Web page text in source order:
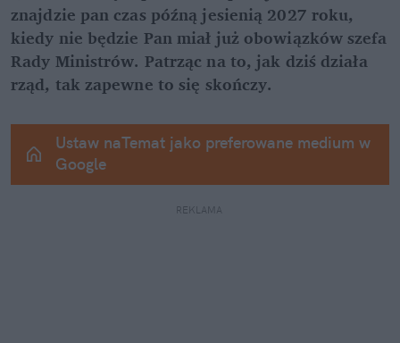
znajdzie pan czas późną jesienią 2027 roku,
kiedy nie będzie Pan miał już obowiązków szefa
Rady Ministrów. Patrząc na to, jak dziś działa
rząd, tak zapewne to się skończy.
Ustaw naTemat jako preferowane medium w
Google
REKLAMA